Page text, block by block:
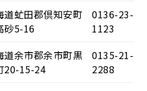
道虻田郡倶知安町
砂5-16
0136-23-
1123
道余市郡余市町黒
20-15-24
0135-21-
2288